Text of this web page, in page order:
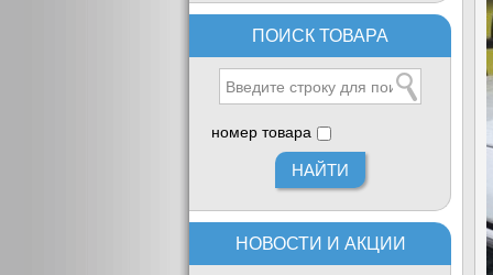
ПОИСК ТОВАРА
номер товара
НОВОСТИ И АКЦИИ